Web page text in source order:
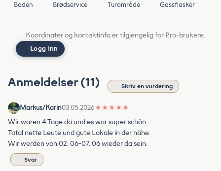
Baden Brødservice Turområde Gassflasker
Koordinater og kontaktinfo er tilgjengelig for Pro-brukere.
Logg Inn
Anmeldelser (11) Skriv en vurdering
Markus/Karin03.05.2026★ ★ ★ ★ ★
Wir waren 4 Tage da und es war super schön.
Total nette Leute und gute Lokale in der nähe.
Wir werden von 02. 06-07. 06 wieder da sein.
Svar